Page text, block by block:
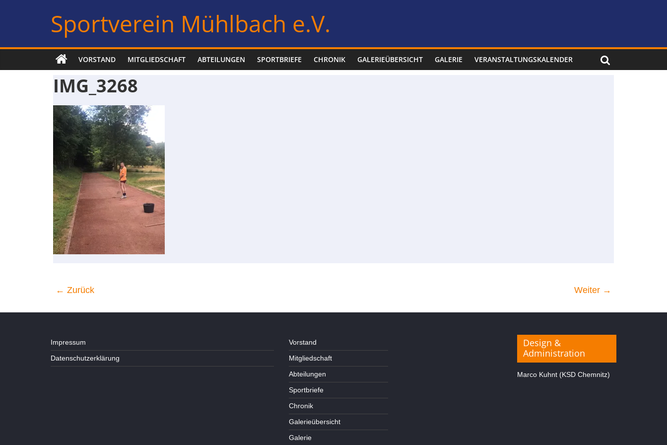
Sportverein Mühlbach e.V.
VORSTAND MITGLIEDSCHAFT ABTEILUNGEN SPORTBRIEFE CHRONIK GALERIEÜBERSICHT GALERIE VERANSTALTUNGSKALENDER
IMG_3268
← Zurück Weiter →
Impressum
Datenschutzerklärung
Vorstand
Mitgliedschaft
Abteilungen
Sportbriefe
Chronik
Galerieübersicht
Galerie
Design &
Administration
Marco Kuhnt (KSD Chemnitz)